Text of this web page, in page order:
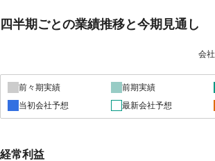
四半期ごとの業績推移と今期見通し
会
前々期実績 前期実績
当初会社予想
最新会社予想
経常利益